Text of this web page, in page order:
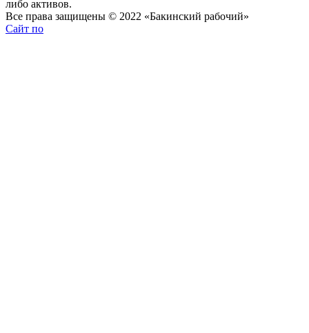
либо активов.
Все права защищены © 2022 «Бакинский рабочий»
Сайт по